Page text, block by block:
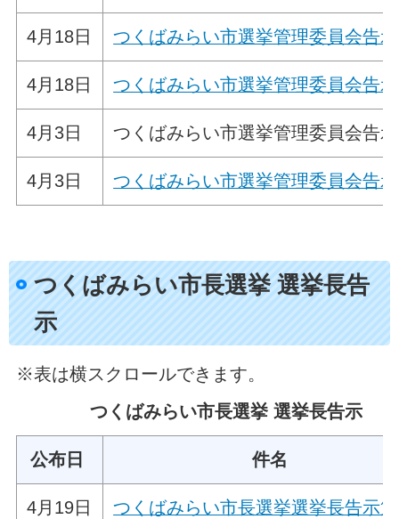
4月18日 つくばみらい市選挙管理委員会告
4月18日 つくばみらい市選挙管理委員会告
4月3日 つくばみらい市選挙管理委員会告
4月3日 つくばみらい市選挙管理委員会告
つくばみらい市長選挙 選挙長告
示
※表は横スクロールできます。
つくばみらい市長選挙 選挙長告示
公布日 件名
4月19日 つくばみらい市長選挙選挙長告示